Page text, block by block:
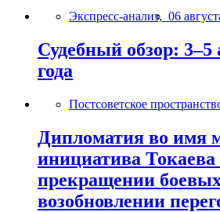
Экспресс-анализ, 06
Судебный обзор: 3–5
года
Постсоветское
Дипломатия во имя
инициатива Токаева
прекращении
возобновлении